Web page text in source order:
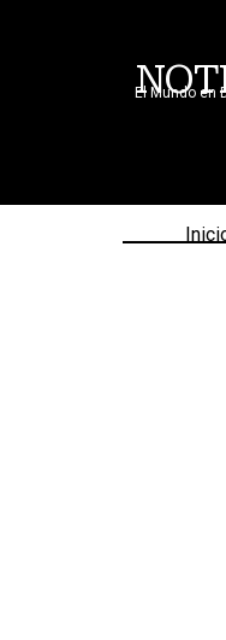
El Mundo en